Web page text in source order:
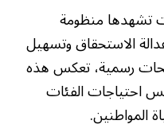
تشهدها منظومة
الاستحقاق وتسهيل
رسمية، تعكس هذه
احتياجات الفئات
المواطنين.